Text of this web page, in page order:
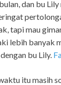
dan bu
tapi mau
lebih banyak
bu Lily.
itu masih